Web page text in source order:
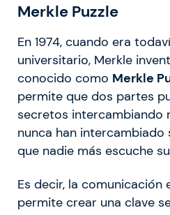
Merkle Puzzle
En 1974, cuando era
universitario, Merkle
conocido como Merkle
permite que dos partes
secretos intercambiando
nunca han intercambiado
que nadie más escuche
Es decir, la comunicación
permite crear una clave